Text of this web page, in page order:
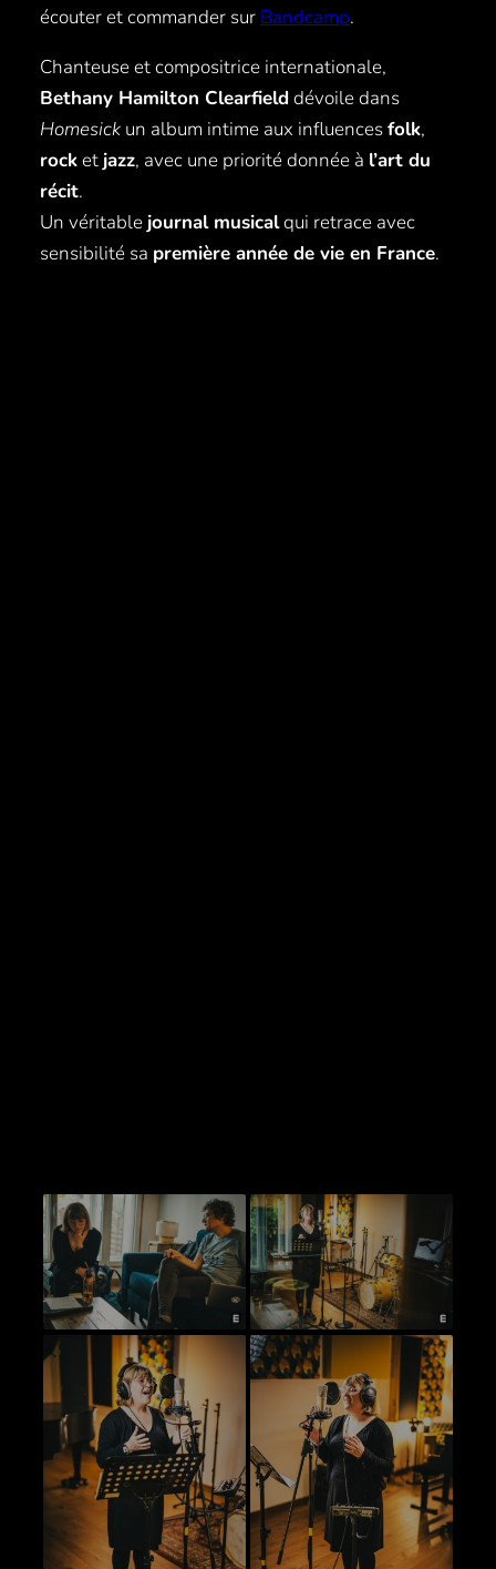
écouter et commander sur Bandcamp.
Chanteuse et compositrice internationale,
Bethany Hamilton Clearfielddévoile dans
Homesick un album intime aux influencesfolk,
rocket jazz, avec une priorité donnée à l’art du
récit.
Un véritable journal musicalqui retrace avec
sensibilité sa première année de vie en France.